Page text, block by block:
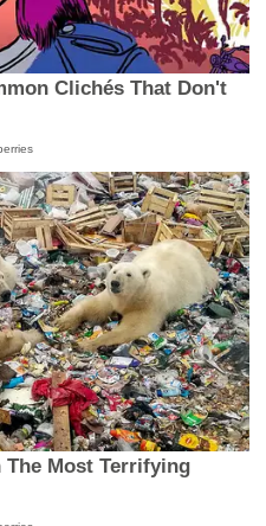
Clichés That Don't
The Most Terrifying